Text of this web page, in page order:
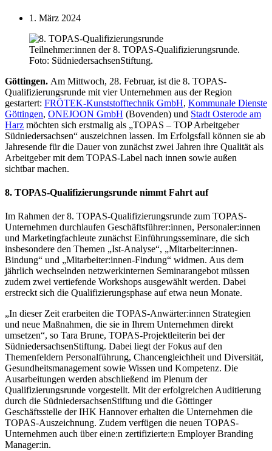
1. März 2024
Teilnehmer:innen der 8. TOPAS-Qualifizierungsrunde.
Foto: SüdniedersachsenStiftung.
Göttingen. Am Mittwoch, 28. Februar, ist die 8. TOPAS-
Qualifizierungsrunde mit vier Unternehmen aus der Region
gestartert: FRÖTEK-Kunststofftechnik GmbH, Kommunale Dienste
Göttingen, ONEJOON GmbH (Bovenden) und Stadt Osterode am
Harz möchten sich erstmalig als „TOPAS – TOP Arbeitgeber
Südniedersachsen“ auszeichnen lassen. Im Erfolgsfall können sie ab
Jahresende für die Dauer von zunächst zwei Jahren ihre Qualität als
Arbeitgeber mit dem TOPAS-Label nach innen sowie außen
sichtbar machen.
8. TOPAS-Qualifizierungsrunde nimmt Fahrt auf
Im Rahmen der 8. TOPAS-Qualifizierungsrunde zum TOPAS-
Unternehmen durchlaufen Geschäftsführer:innen, Personaler:innen
und Marketingfachleute zunächst Einführungsseminare, die sich
insbesondere den Themen „Ist-Analyse“, „Mitarbeiter:innen-
Bindung“ und „Mitarbeiter:innen-Findung“ widmen. Aus dem
jährlich wechselnden netzwerkinternen Seminarangebot müssen
zudem zwei vertiefende Workshops ausgewählt werden. Dabei
erstreckt sich die Qualifizierungsphase auf etwa neun Monate.
„In dieser Zeit erarbeiten die TOPAS-Anwärter:innen Strategien
und neue Maßnahmen, die sie in Ihrem Unternehmen direkt
umsetzen“, so Tara Brune, TOPAS-Projektleiterin bei der
SüdniedersachsenStiftung. Dabei liegt der Fokus auf den
Themenfeldern Personalführung, Chancengleichheit und Diversität,
Gesundheitsmanagement sowie Wissen und Kompetenz. Die
Ausarbeitungen werden abschließend im Plenum der
Qualifizierungsrunde vorgestellt. Mit der erfolgreichen Auditierung
durch die SüdniedersachsenStiftung und die Göttinger
Geschäftsstelle der IHK Hannover erhalten die Unternehmen die
TOPAS-Auszeichnung. Zudem verfügen die neuen TOPAS-
Unternehmen auch über eine:n zertifizierte:n Employer Branding
Manager:in.